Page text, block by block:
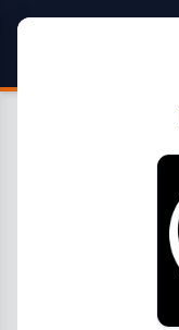
Guía de Empresas